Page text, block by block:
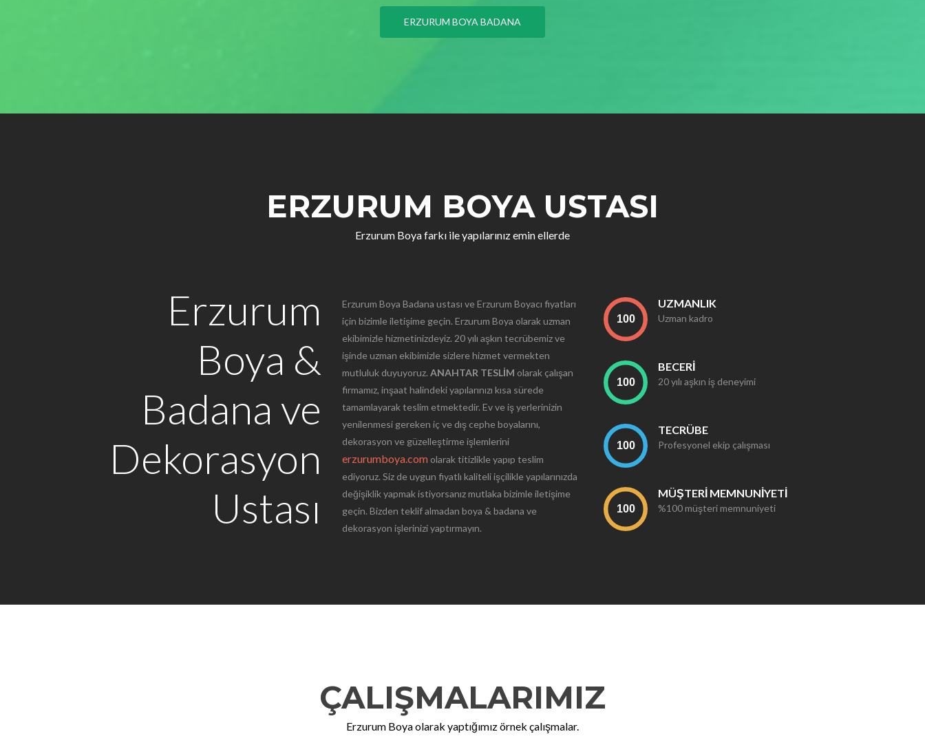
ERZURUM BOYA BADANA
ERZURUM BOYA USTASI
Erzurum Boya farkı ile yapılarınız emin ellerde
Erzurum
Boya &
Badana ve
Dekorasyon
Ustası
Erzurum Boya Badana ustası ve Erzurum Boyacı fiyatları
için bizimle iletişime geçin. Erzurum Boya olarak uzman
ekibimizle hizmetinizdeyiz. 20 yılı aşkın tecrübemiz ve
işinde uzman ekibimizle sizlere hizmet vermekten
mutluluk duyuyoruz. ANAHTAR TESLİM olarak çalışan
firmamız, inşaat halindeki yapılarınızı kısa sürede
tamamlayarak teslim etmektedir. Ev ve iş yerlerinizin
yenilenmesi gereken iç ve dış cephe boyalarını,
dekorasyon ve güzelleştirme işlemlerini
erzurumboya.com olarak titizlikle yapıp teslim
ediyoruz. Siz de uygun fiyatlı kaliteli işçilikle yapılarınızda
değişiklik yapmak istiyorsanız mutlaka bizimle iletişime
geçin. Bizden teklif almadan boya & badana ve
dekorasyon işlerinizi yaptırmayın.
UZMANLIK
Uzman kadro
BECERİ
20 yılı aşkın iş deneyimi
TECRÜBE
Profesyonel ekip çalışması
MÜŞTERİ MEMNUNİYETİ
%100 müşteri memnuniyeti
ÇALIŞMALARIMIZ
Erzurum Boya olarak yaptığımız örnek çalışmalar.